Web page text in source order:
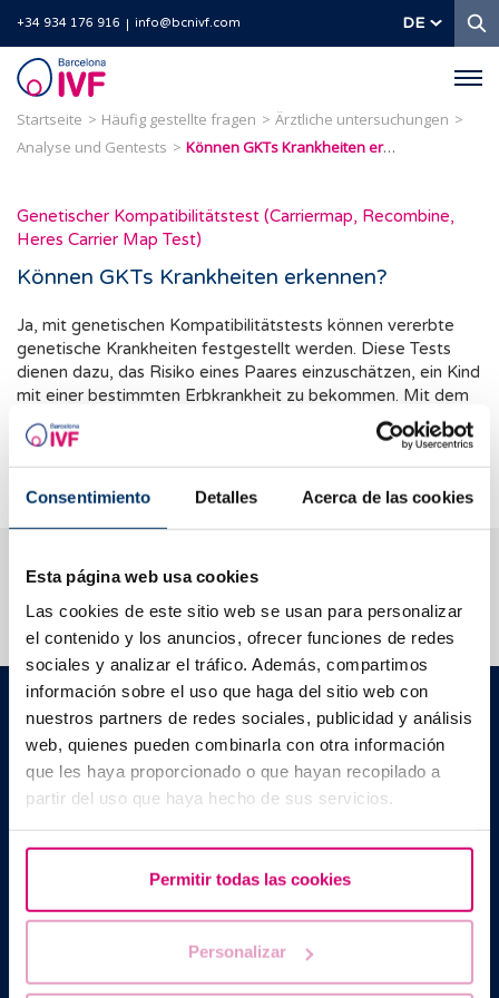
Consentimiento Detalles Acerca de las cookies
Esta página web usa cookies
Las cookies de este sitio web se usan para personalizar
el contenido y los anuncios, ofrecer funciones de redes
sociales y analizar el tráfico. Además, compartimos
información sobre el uso que haga del sitio web con
nuestros partners de redes sociales, publicidad y análisis
web, quienes pueden combinarla con otra información
que les haya proporcionado o que hayan recopilado a
partir del uso que haya hecho de sus servicios.
Permitir todas las cookies
Personalizar
+34 934 176 916 info@bcnivf.com DE
Barcelona
IVF
Startseite Häufig gestellte fragen
Ärztliche untersuchungen
Analyse und Gentests
Können GKTs Krankheiten erkennen?
Genetischer Kompatibilitätstest (Carriermap, Recombine,
Heres Carrier Map Test)
Können GKTs Krankheiten erkennen?
Ja, mit genetischen Kompatibilitätstests können vererbte
genetische Krankheiten festgestellt werden. Diese Tests
dienen dazu, das Risiko eines Paares einzuschätzen, ein Kind
mit einer bestimmten Erbkrankheit zu bekommen. Mit dem
GKT können etwa 550 Gene analysiert werden, in denen bis
zu 4 500 Mutationen nachgewiesen werden können, die mit
mehr als 600 rezessiven Erbkrankheiten verbunden sind.
Barcelona IVF
C./ Escoles Pies, 103. 08017 - Barcelona (Spanien)
+34 934 176 916
| info@bcnivf.com
Barcelona IVF ist ein von der Generalitat de Catalunya
anerkanntes Gesundheitszentrum und als Zentrum für humane
Reproduktionsmedizin mit der Nummer E08050604 zugelassen.